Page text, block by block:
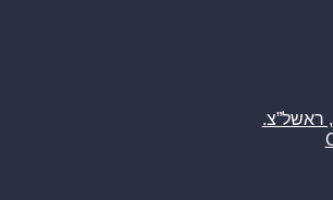
רח’ אברהם בומה שביט 1, ראשל”צ.